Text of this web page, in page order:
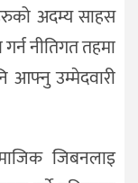
अदम्य साहस
नीतिगत तहमा
उम्मेदवारी
जिबनलाइ